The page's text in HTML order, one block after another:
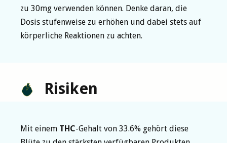
zu 30mg verwenden können. Denke daran, die
Dosis stufenweise zu erhöhen und dabei stets auf
körperliche Reaktionen zu achten.
Risiken
Mit einem THC-Gehalt von 33.6% gehört diese